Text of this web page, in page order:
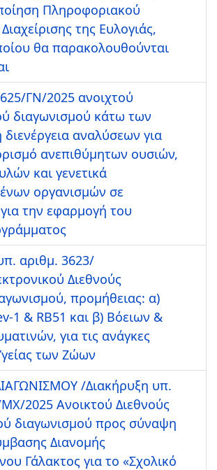
Πληροφοριακού
της Ευλογιάς,
θα παρακολουθούνται
ΓΝ/2025 ανοιχτού
διαγωνισμού κάτω των
διενέργεια αναλύσεων για
ανεπιθύμητων ουσιών,
και γενετικά
οργανισμών σε
την εφαρμογή του
αριθμ. 3623/
Διεθνούς
προμήθειας: α)
1 & RB51 και β) Βόειων &
για τις ανάγκες
των Ζώων
/Διακήρυξη υπ.
2025 Ανοικτού Διεθνούς
διαγωνισμού προς σύναψη
Διανομής
Γάλακτος για το «Σχολικό